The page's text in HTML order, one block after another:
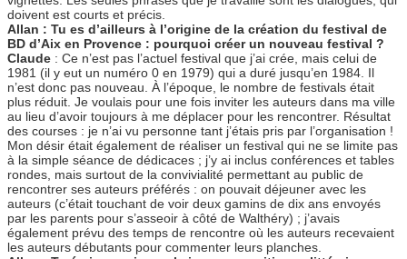
doivent est courts et précis.
Allan : Tu es d’ailleurs à l’origine de la création du festival de
BD d’Aix en Provence : pourquoi créer un nouveau festival ?
Claude : Ce n’est pas l’actuel festival que j’ai crée, mais celui de
1981 (il y eut un numéro 0 en 1979) qui a duré jusqu’en 1984. Il
n’est donc pas nouveau. À l’époque, le nombre de festivals était
plus réduit. Je voulais pour une fois inviter les auteurs dans ma ville
au lieu d’avoir toujours à me déplacer pour les rencontrer. Résultat
des courses : je n’ai vu personne tant j’étais pris par l’organisation !
Mon désir était également de réaliser un festival qui ne se limite pas
à la simple séance de dédicaces ; j’y ai inclus conférences et tables
rondes, mais surtout de la convivialité permettant au public de
rencontrer ses auteurs préférés : on pouvait déjeuner avec les
auteurs (c’était touchant de voir deux gamins de dix ans envoyés
par les parents pour s’asseoir à côté de Walthéry) ; j’avais
également prévu des temps de rencontre où les auteurs recevaient
les auteurs débutants pour commenter leurs planches.